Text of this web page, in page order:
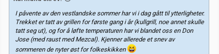
I påvente av den vestlandske sommer har vi i dag gått til ytterligheter.
Trekket er tatt av grillen for første gang i år (kullgrill, noe annet skulle
tatt seg ut), og for å løfte temperaturen har vi blandet oss en Don
Jose (med raust med Mezcal). Kjenner allerede et snev av
sommeren de nyter øst for folkeskikken